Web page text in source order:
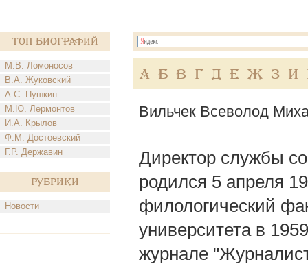
Топ Биографий
М.В. Ломоносов
В.А. Жуковский
А.С. Пушкин
М.Ю. Лермонтов
И.А. Крылов
Ф.М. Достоевский
Г.Р. Державин
Рубрики
Новости
А Б В Г Д Е Ж З И
Вильчек Всеволод
Директор службы
родился 5 апреля
филологический
университета в
журнале